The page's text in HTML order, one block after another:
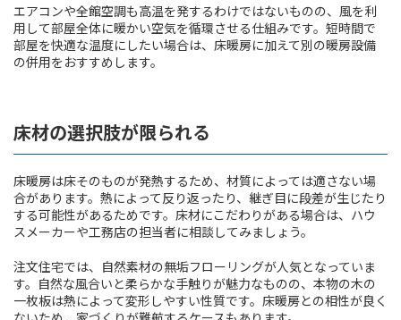
エアコンや全館空調も高温を発するわけではないものの、風を利
用して部屋全体に暖かい空気を循環させる仕組みです。短時間で
部屋を快適な温度にしたい場合は、床暖房に加えて別の暖房設備
の併用をおすすめします。
床材の選択肢が限られる
床暖房は床そのものが発熱するため、材質によっては適さない場
合があります。熱によって反り返ったり、継ぎ目に段差が生じたり
する可能性があるためです。床材にこだわりがある場合は、ハウ
スメーカーや工務店の担当者に相談してみましょう。
注文住宅では、自然素材の無垢フローリングが人気となっていま
す。自然な風合いと柔らかな手触りが魅力なものの、本物の木の
一枚板は熱によって変形しやすい性質です。床暖房との相性が良く